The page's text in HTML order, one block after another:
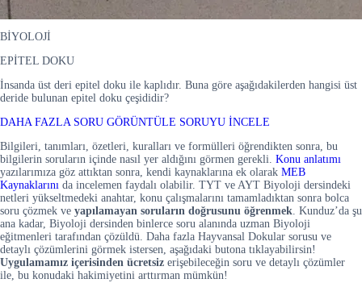
BİYOLOJİ
EPİTEL DOKU
İnsanda üst deri epitel doku ile kaplıdır. Buna göre aşağıdakilerden hangisi üst
deride bulunan epitel doku çeşididir?
DAHA FAZLA SORU GÖRÜNTÜLE SORUYU İNCELE
Bilgileri, tanımları, özetleri, kuralları ve formülleri öğrendikten sonra, bu
bilgilerin soruların içinde nasıl yer aldığını görmen gerekli. Konu anlatımı
yazılarımıza göz attıktan sonra, kendi kaynaklarına ek olarak MEB
Kaynaklarını da incelemen faydalı olabilir. TYT ve AYT Biyoloji dersindeki
netleri yükseltmedeki anahtar, konu çalışmalarını tamamladıktan sonra bolca
soru çözmek ve yapılamayan soruların doğrusunu öğrenmek. Kunduz’da şu
ana kadar, Biyoloji dersinden binlerce soru alanında uzman Biyoloji
eğitmenleri tarafından çözüldü. Daha fazla Hayvansal Dokular sorusu ve
detaylı çözümlerini görmek istersen, aşağıdaki butona tıklayabilirsin!
Uygulamamız içerisinden ücretsiz erişebileceğin soru ve detaylı çözümler
ile, bu konudaki hakimiyetini arttırman mümkün!